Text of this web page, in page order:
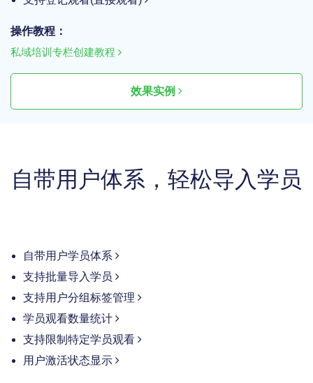
操作教程：
私域培训专栏创建教程
效果实例
自带用户体系，轻松导入学员
自带用户学员体系
支持批量导入学员
支持用户分组标签管理
学员观看数量统计
支持限制特定学员观看
用户激活状态显示